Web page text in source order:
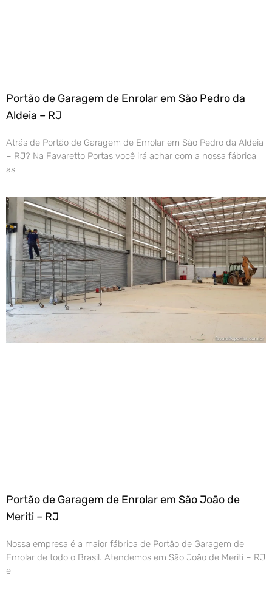
Portão de Garagem de Enrolar em São Pedro da
Aldeia – RJ
Atrás de Portão de Garagem de Enrolar em São Pedro da Aldeia
– RJ? Na Favaretto Portas você irá achar com a nossa fábrica
as
Portão de Garagem de Enrolar em São João de
Meriti – RJ
Nossa empresa é a maior fábrica de Portão de Garagem de
Enrolar de todo o Brasil. Atendemos em São João de Meriti – RJ
e